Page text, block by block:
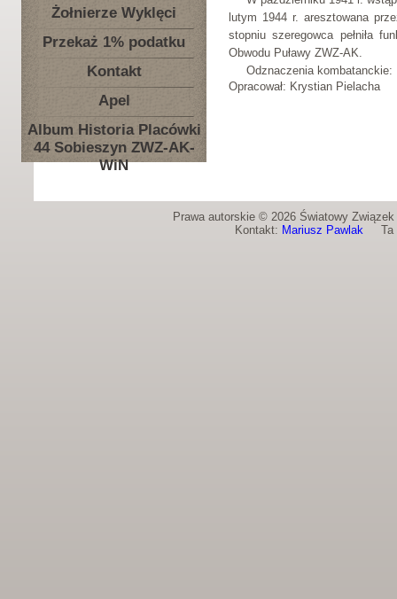
Żołnierze Wyklęci
Przekaż 1% podatku
Kontakt
Apel
Album Historia Placówki
44 Sobieszyn ZWZ-AK-
WiN
lutym 1944 r. aresztowana
stopniu szeregowca pełniła
Obwodu Puławy ZWZ-AK.
Odznaczenia
Opracował: Krystian Pielacha
Prawa autorskie © 2026 Światowy
Kontakt: Mariusz PawlakTa